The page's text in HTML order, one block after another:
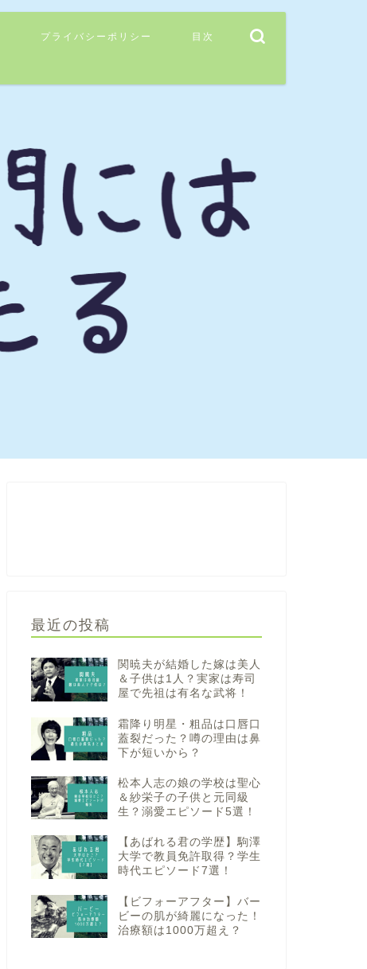
プライバシーポリシー 目次
最近の投稿
関暁夫が結婚した嫁は美人
＆子供は1人？実家は寿司
屋で先祖は有名な武将！
霜降り明星・粗品は口唇口
蓋裂だった？噂の理由は鼻
下が短いから？
松本人志の娘の学校は聖心
＆紗栄子の子供と元同級
生？溺愛エピソード5選！
【あばれる君の学歴】駒澤
大学で教員免許取得？学生
時代エピソード7選！
【ビフォーアフター】バー
ビーの肌が綺麗になった！
治療額は1000万超え？